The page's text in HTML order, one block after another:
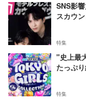
SNS影
スカウン
特集
"史上最
たっぷ
特集